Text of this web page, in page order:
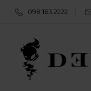
098 163 2222